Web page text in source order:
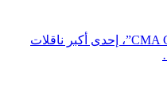
باخرة “CMA CGM NOTRE DAME”، إحدى أكبر ناقلات